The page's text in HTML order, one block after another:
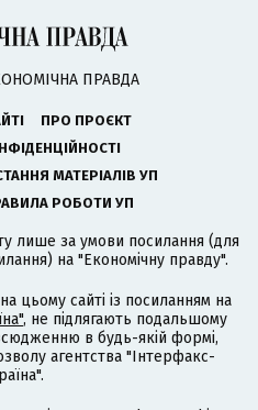
ПРАВДА
ПРО ПРОЄКТ
МАТЕРІАЛІВ УП
РОБОТИ УП
лише за умови посилання (для
на "Економічну правду".
цьому сайті із посиланням на
, не підлягають подальшому
в будь-якій формі,
агентства "Інтерфакс-